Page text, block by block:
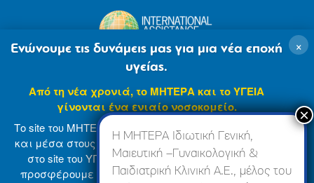
© 2007-2024 ΜΗΤΕΡΑ Α.Ε Όροι Χρήσης
Η ΜΗΤΕΡΑ Ιδιωτική Γενική,
Μαιευτική –Γυναικολογική &
Παιδιατρική Κλινική Α.Ε., μέλος του
×
Ενώνουμε τις δυνάμεις μας για μια νέα εποχή
υγείας.
Από τη νέα χρονιά, το ΜΗΤΕΡΑ και το ΥΓΕΙΑ
γίνονται ένα ενιαίο νοσοκομείο.
Το site του ΜΗΤΕΡΑ βρίσκεται σε φάση ανανέωσης
και μέσα στους επόμενους μήνες θα ενσωματωθεί
στο site του ΥΓΕΙΑ (www.hygeia.gr), ώστε να σας
προσφέρουμε μια πιο ολοκληρωμένη και ενιαία